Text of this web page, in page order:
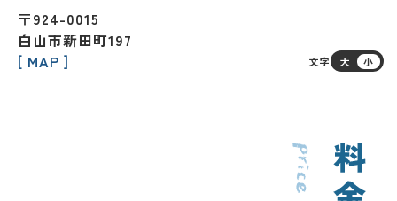
〒924-0015
白山市新田町197
[ MAP ]
文字 大 小